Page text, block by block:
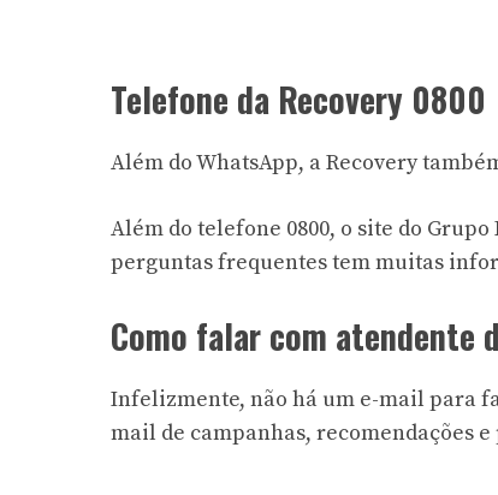
Telefone da Recovery 0800
Além do WhatsApp, a Recovery
Além do telefone 0800, o site do Grupo
perguntas frequentes tem muitas
Como falar com atendente
Infelizmente, não há um e-mail para
mail de campanhas, recomendações e